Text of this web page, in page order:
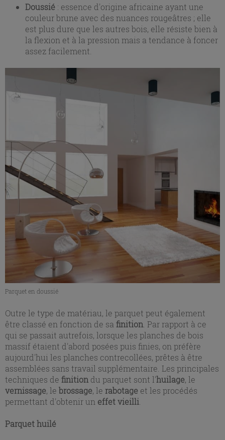
Doussié : essence d'origine africaine ayant une
couleur brune avec des nuances rougeâtres ; elle
est plus dure que les autres bois, elle résiste bien à
la flexion et à la pression mais a tendance à foncer
assez facilement.
Parquet en doussié
Outre le type de matériau, le parquet peut également
être classé en fonction de sa finition . Par rapport à ce
qui se passait autrefois, lorsque les planches de bois
massif étaient d'abord posées puis finies, on préfère
aujourd'hui les planches contrecollées, prêtes à être
assemblées sans travail supplémentaire. Les principales
techniques de finition du parquet sont l'huilage, le
vernissage, le brossage, le rabotage et les procédés
permettant d'obtenir un effet vieilli
Parquet huilé